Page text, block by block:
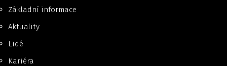
Základní informace
Aktuality
Lidé
Kariéra